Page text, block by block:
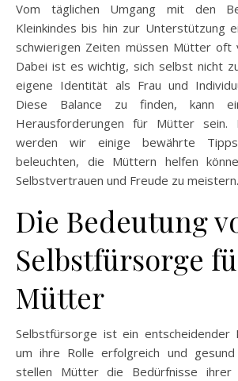
Vom täglichen Umgang mit den
Kleinkindes bis hin zur Unterstützung
schwierigen Zeiten müssen Mütter oft
Dabei ist es wichtig, sich selbst nicht
eigene Identität als Frau und
Diese Balance zu finden, kann
Herausforderungen für Mütter sein.
werden wir einige bewährte
beleuchten, die Müttern helfen
Selbstvertrauen und Freude zu meistern.
Die Bedeutung
Selbstfürsorge
Mütter
Selbstfürsorge ist ein entscheidender
um ihre Rolle erfolgreich und
stellen Mütter die Bedürfnisse